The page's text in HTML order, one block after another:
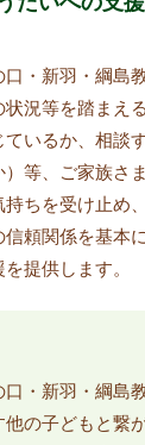
・新羽・綱島
状況等を踏まえ
いるか、相談
）等、ご家族さ
ちを受け止め
頼関係を基本
提供します。
・新羽・綱島
の子どもと繋